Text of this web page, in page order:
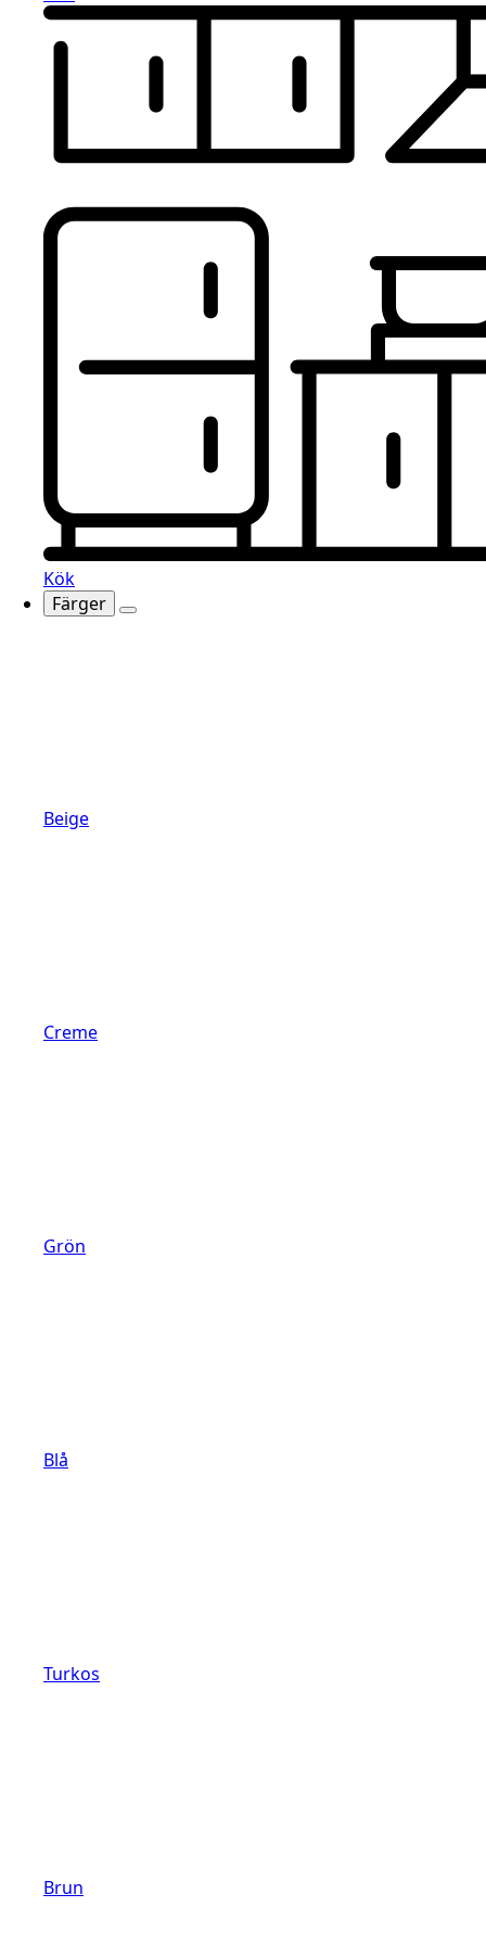
Kök
Färger
Beige
Creme
Grön
Blå
Turkos
Brun